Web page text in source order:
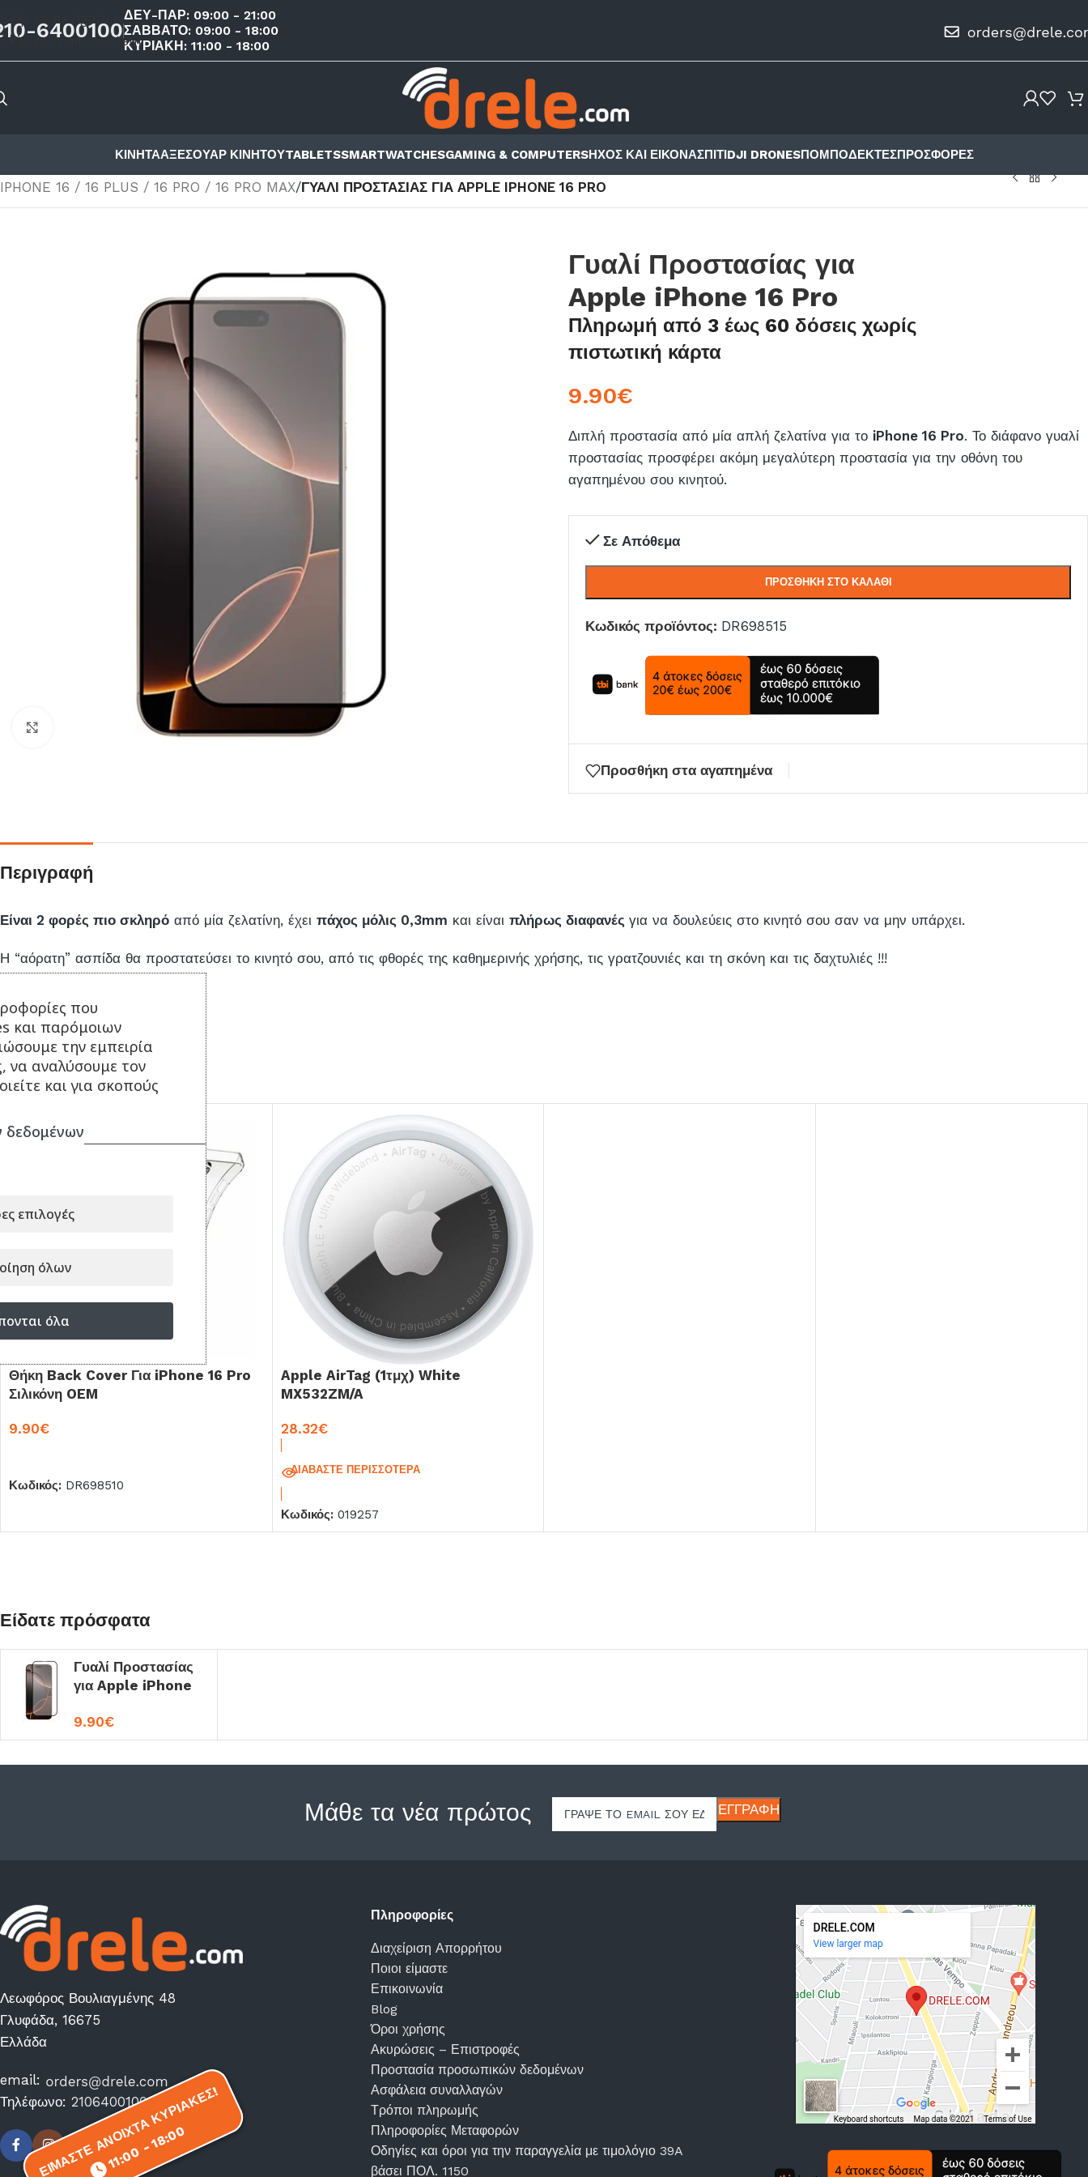
ΕΙΜΑΣΤΕ ΑΝΟΙΧΤΑ ΚΥΡΙΑΚΕΣ!
11:00 - 18:00
Skip to main content
6400100
ΔΕΥ-ΠΑΡ: 09:00 - 21:00
ΣΑΒΒΑΤΟ: 09:00 - 18:00
ΚΥΡΙΑΚΗ: 11:00 - 18:00
ΚΙΝΗΤΑΑΞΕΣΟΥΑΡ ΚΙΝΗΤΟΥTABLETSSMARTWATCHESGAMING & COMPUTERSΗΧΟΣ ΚΑΙ ΕΙΚΟΝΑΣΠΙΤΙDJI DRONESΠΟΜΠΟΔΈΚΤΕΣΠΡΟΣΦΟΡΈΣ
IPHONE 16 / 16 PLUS / 16 PRO / 16 PRO MAX/ΓΥΑΛΊ ΠΡΟΣΤΑΣΊΑΣ ΓΙΑ APPLE IPHONE 16 PRO
Click to enlarge
Γυαλί Προστασίας για
Apple iPhone 16 Pro
Πληρωμή από 3 έως 60 δόσεις χωρίς
πιστωτική κάρτα
9.90€
Διπλή προστασία από μία απλή ζελατίνα για το iPhone 16 Pro. Το διάφανο γυαλί
προστασίας προσφέρει ακόμη μεγαλύτερη προστασία για την οθόνη του
αγαπημένου σου κινητού.
Σε Απόθεμα
ΠΡΟΣΘΉΚΗ ΣΤΟ ΚΑΛΆΘΙ
Κωδικός προϊόντος: DR698515
Προσθήκη στα αγαπημένα
Περιγραφή
Είναι 2 φορές πιο σκληρό από μία ζελατίνη, έχει πάχος μόλις 0,3mm και είναι πλήρως διαφανές για να δουλεύεις στο κινητό σου σαν να μην υπάρχει.
Η “αόρατη” ασπίδα θα προστατεύσει το κινητό σου, από τις φθορές της καθημερινής χρήσης, τις γρατζουνιές και τη σκόνη και τις δαχτυλιές !!!
ΣΥΝΔΥΑΣΕ ΤΟ ΜΕ...
Θήκη Back Cover Για iPhone 16 Pro
Σιλικόνη OEM
9.90€
Κωδικός: DR698510
Apple AirTag (1τμχ) White
MX532ZM/A
28.32€
ΔΙΑΒΆΣΤΕ ΠΕΡΙΣΣΌΤΕΡΑ
Κωδικός: 019257
Είδατε πρόσφατα
Γυαλί Προστασίας
για Apple iPhone
9.90€
Μάθε τα νέα πρώτος
Λεωφόρος Βουλιαγμένης 48
Γλυφάδα, 16675
Ελλάδα
email:
Τηλέφωνο: 2106400100
ΕΙΜΑΣΤΕ ΑΝΟΙΧΤΑ ΚΥΡΙΑΚΕΣ!
11:00 - 18:00
Πληροφορίες
Διαχείριση Απορρήτου
Ποιοι είμαστε
Επικοινωνία
Blog
Όροι χρήσης
Ακυρώσεις – Επιστροφές
Προστασία προσωπικών δεδομένων
Ασφάλεια συναλλαγών
Τρόποι πληρωμής
Πληροφορίες Μεταφορών
Οδηγίες και όροι για την παραγγελία με τιμολόγιο 39A
βάσει ΠΟΛ. 1150
που
και παρόμοιων
την εμπειρία
να αναλύσουμε τον
και για σκοπούς
επιλογές
όλων
όλα